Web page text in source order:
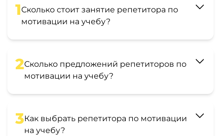
1Сколько стоит занятие репетитора по
мотивации на учебу?
2Сколько предложений репетиторов по
мотивации на учебу?
3Как выбрать репетитора по мотивации
на учебу?